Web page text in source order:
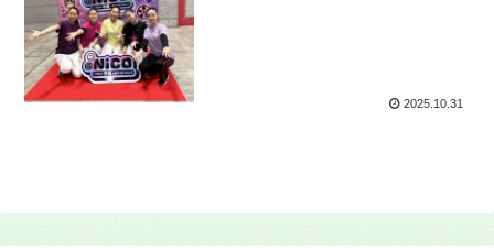
2025.10.31